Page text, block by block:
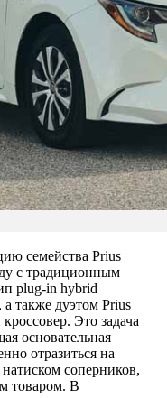
семейства Prius
с традиционным
plug-in hybrid
также дуэтом Prius
Это задача
основательная
отразиться на
соперников,
товаром. В